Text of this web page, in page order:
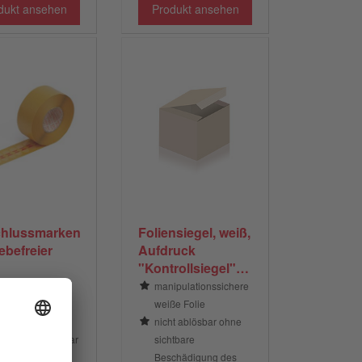
ansehen Produkt ansehen
verwendbar
Foliensiegel, weiß,
Aufdruck
"Kontrollsiegel",
30 mm Ø
manipulationssichere
weiße Folie
nicht ablösbar ohne
sichtbare
Beschädigung des